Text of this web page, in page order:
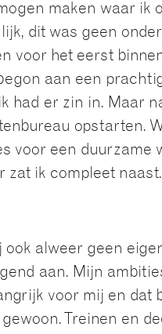
maken waar ik
dit was geen
voor het eerst
aan een
had er zin in. Maar
opstarten.
voor een duurzame
zat ik compleet naast.
ook alweer geen
aan. Mijn
voor mij en dat
Treinen en